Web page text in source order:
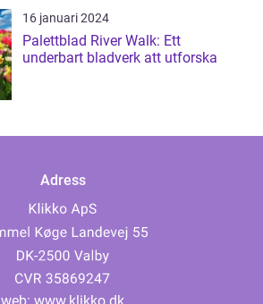
16 januari 2024
Palettblad River Walk: Ett
underbart bladverk att utforska
Adress